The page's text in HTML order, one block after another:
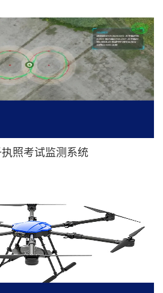
照考试监测系统